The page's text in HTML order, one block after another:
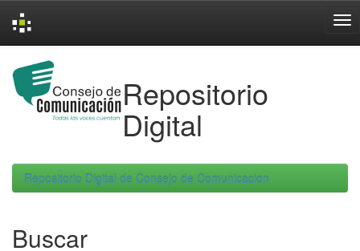
navigation
Repositorio
Digital
Repositorio Digital de Consejo de Comunicacion
Buscar